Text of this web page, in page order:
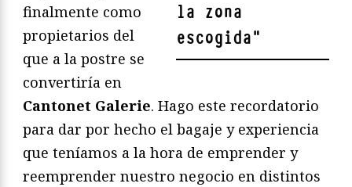
la zona
escogida"
finalmente como
propietarios del
que a la postre se
convertiría en
Cantonet Galerie. Hago este recordatorio
para dar por hecho el bagaje y experiencia
que teníamos a la hora de emprender y
reemprender nuestro negocio en distintos